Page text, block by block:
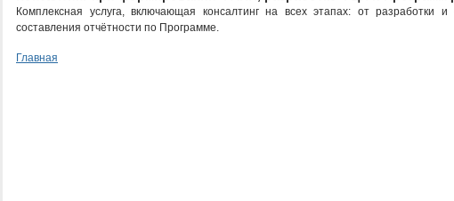
Комплексная услуга, включающая консалтинг на всех этапах: от разработки
составления отчётности по Программе.
Главная